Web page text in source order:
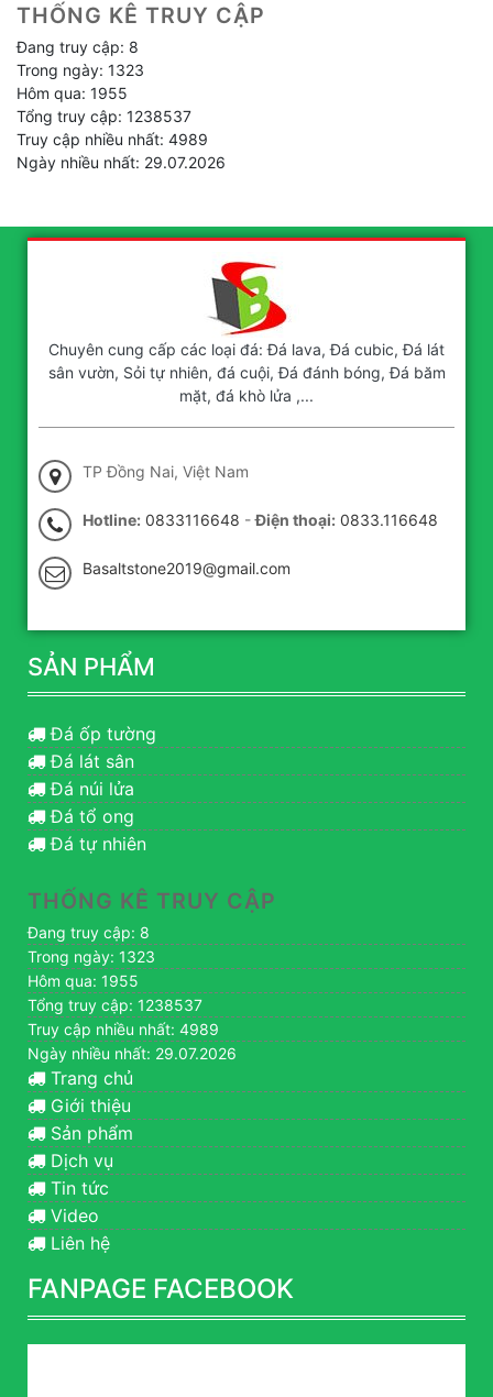
THỐNG KÊ TRUY CẬP
Đang truy cập: 8
Trong ngày: 1323
Hôm qua: 1955
Tổng truy cập: 1238537
Truy cập nhiều nhất: 4989
Ngày nhiều nhất: 29.07.2026
Chuyên cung cấp các loại đá: Đá lava, Đá cubic, Đá lát
sân vườn, Sỏi tự nhiên, đá cuội, Đá đánh bóng, Đá băm
mặt, đá khò lửa ,...
TP Đồng Nai, Việt Nam
Hotline: 0833116648 -Điện thoại: 0833.116648
Basaltstone2019@gmail.com
SẢN PHẨM
Đá ốp tường
Đá lát sân
Đá núi lửa
Đá tổ ong
Đá tự nhiên
THỐNG KÊ TRUY CẬP
Đang truy cập: 8
Trong ngày: 1323
Hôm qua: 1955
Tổng truy cập: 1238537
Truy cập nhiều nhất: 4989
Ngày nhiều nhất: 29.07.2026
Trang chủ
Giới thiệu
Sản phẩm
Dịch vụ
Tin tức
Video
Liên hệ
FANPAGE FACEBOOK